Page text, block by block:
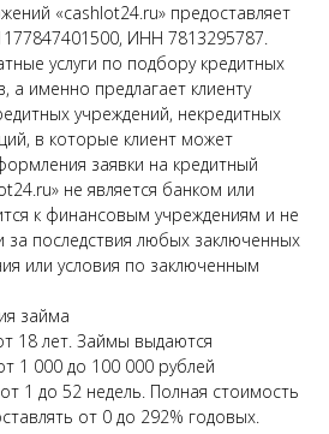
«cashlot24.ru» предоставляет
ИНН 7813295787.
услуги по подбору кредитных
а именно предлагает клиенту
учреждений, некредитных
в которые клиент может
заявки на кредитный
не является банком или
к финансовым учреждениям и не
за последствия любых заключенных
или условия по заключенным
займа
18 лет. Займы выдаются
1 000 до 100 000 рублей
1 до 52 недель. Полная стоимость
от 0 до 292% годовых.